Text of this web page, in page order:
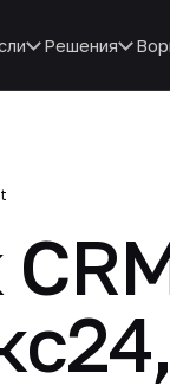
Решения